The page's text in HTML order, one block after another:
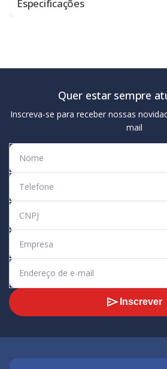
Especificações
Quer estar sempre
Inscreva-se para receber nossas
mail
Inscrever